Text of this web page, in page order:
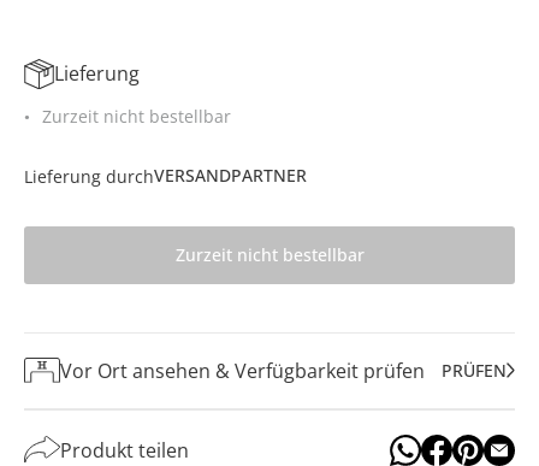
Lieferung
Zurzeit nicht bestellbar
Lieferung durchVERSANDPARTNER
Zurzeit nicht bestellbar
Vor Ort ansehen & Verfügbarkeit prüfen PRÜFEN
Produkt teilen